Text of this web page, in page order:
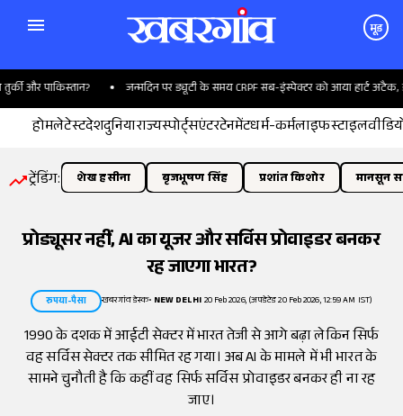
मूड
पाकिस्तान? जन्मदिन पर ड्यूटी के समय CRPF सब-इंस्पेक्टर को आया हार्ट अटैक, इलाज
होमलेटेस्टदेशदुनियाराज्यस्पोर्ट्सएंटरटेनमेंटधर्म-कर्मलाइफस्टाइल
ट्रेंडिंग: शेख हसीना बृजभूषण सिंह प्रशांत किशोर मानसून
प्रोड्यूसर नहीं, AI का यूजर और सर्विस प्रोवाइडर बनकर
रह जाएगा भारत?
रुपया-पैसा खबरगांव डेस्क• NEW DELHI20 Feb 2026, (अपडेटेड 20 Feb 2026, 12:59 AM IST)
1990 के दशक में आईटी सेक्टर में भारत तेजी से आगे बढ़ा लेकिन सिर्फ
वह सर्विस सेक्टर तक सीमित रह गया। अब AI के मामले में भी भारत के
सामने चुनौती है कि कहीं वह सिर्फ सर्विस प्रोवाइडर बनकर ही ना रह
जाए।